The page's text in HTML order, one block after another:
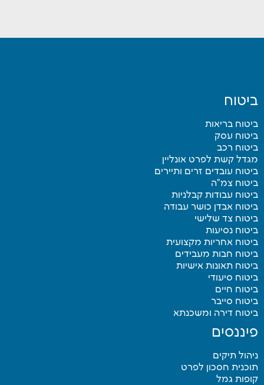
ביטוח
ביטוח בריאות
ביטוח עסק
ביטוח רכב
מגדל קשת לפרט אונליין
ביטוח עובדים זרים ותיירים
ביטוח צמ”ה
ביטוח עבודות קבלניות
ביטוח אבדן כושר עבודה
ביטוח צד שלישי
ביטוח נסיעות
ביטוח אחריות מקצועית
ביטוח חבות מעבידים
ביטוח תאונות אישיות
ביטוח סיעודי
ביטוח חיים
ביטוח סייבר
ביטוח דירה ומשכנתא
פיננסים
ניהול תיקים
תוכנית חסכון לפרט
קופות גמל